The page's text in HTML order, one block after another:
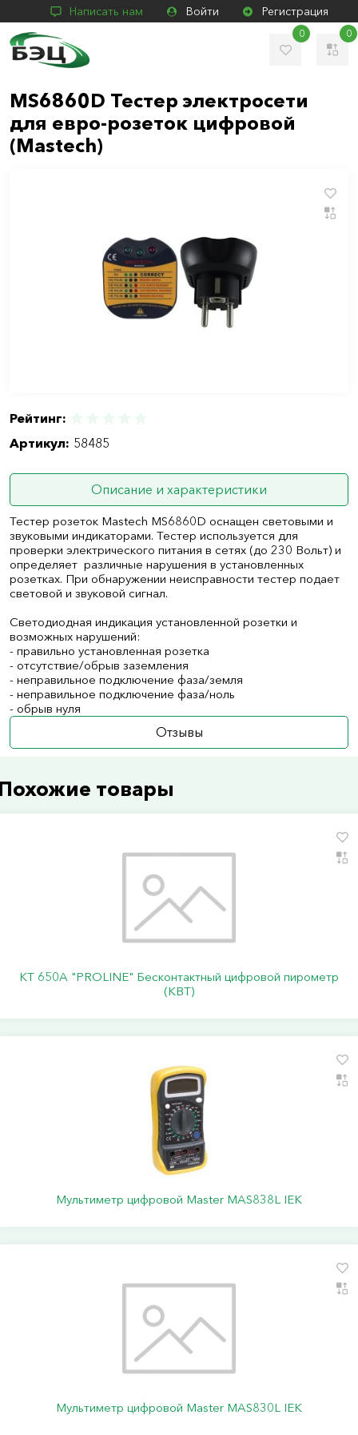
Написать нам Войти Регистрация
0 0
MS6860D Тестер электросети
для евро-розеток цифровой
(Mastech)
Рейтинг:
Артикул: 58485
Описание и характеристики
Тестер розеток Mastech MS6860D оснащен световыми и
звуковыми индикаторами. Тестер используется для
проверки электрического питания в сетях (до 230 Вольт) и
определяет различные нарушения в установленных
розетках. При обнаружении неисправности тестер подает
световой и звуковой сигнал.
Светодиодная индикация установленной розетки и
возможных нарушений:
- правильно установленная розетка
- отсутствие/обрыв заземления
- неправильное подключение фаза/земля
- неправильное подключение фаза/ноль
- обрыв нуля
Отзывы
товары
KT 650A "PROLINE" Бесконтактный цифровой пирометр
(КВТ)
Мультиметр цифровой Master MAS838L IEK
Мультиметр цифровой Master MAS830L IEK